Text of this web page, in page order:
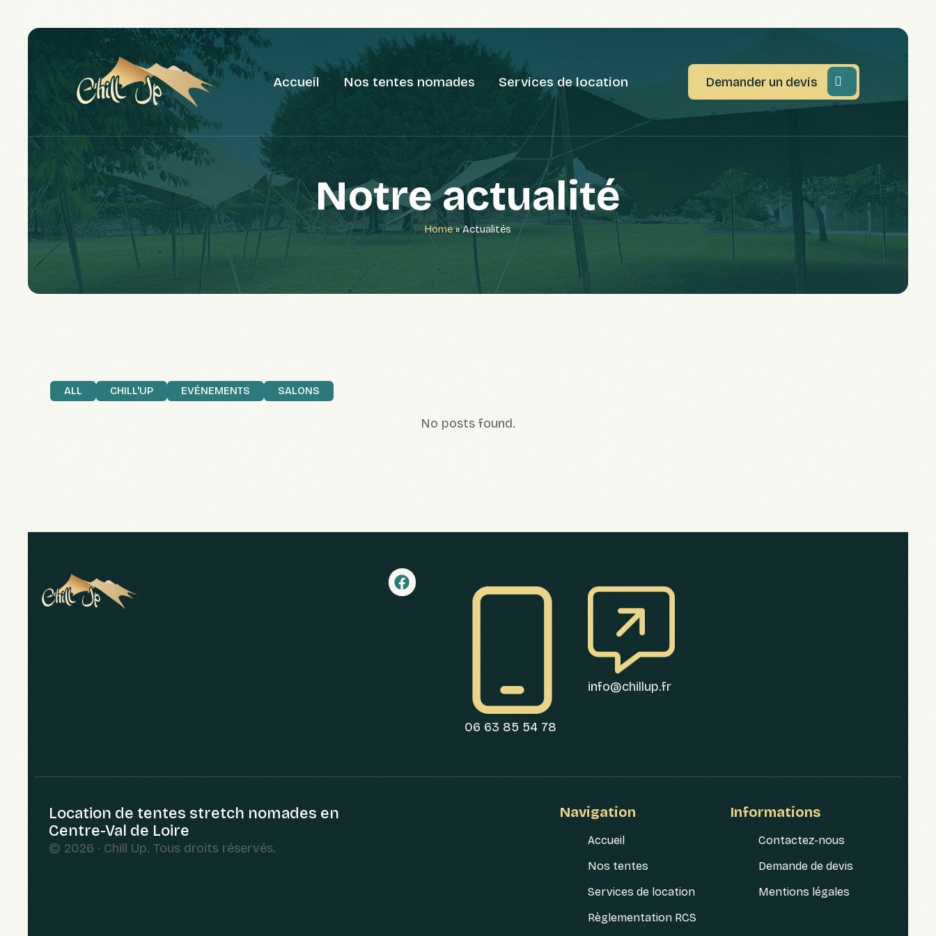
Accueil Nos tentes nomades Services de location Demander un devis
Notre actualité
Home»Actualités
ALL CHILL'UP EVÉNEMENTS SALONS
No posts found.
06 63 85 54 78
info@chillup.fr
Location de tentes stretch nomades en
Centre-Val de Loire
© 2026 · Chill Up. Tous droits réservés.
Navigation
Accueil
Nos tentes
Services de location
Règlementation RCS
Informations
Contactez-nous
Demande de devis
Mentions légales